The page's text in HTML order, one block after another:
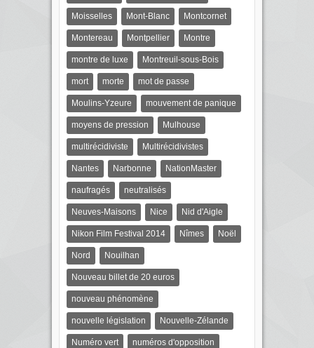
Moisselles Mont-Blanc Montcornet
Montereau Montpellier Montre
montre de luxe Montreuil-sous-Bois
mort morte mot de passe
Moulins-Yzeure mouvement de panique
moyens de pression Mulhouse
multirécidiviste Multirécidivistes
Nantes Narbonne NationMaster
naufragés neutralisés
Neuves-Maisons Nice Nid d'Aigle
Nikon Film Festival 2014 Nîmes Noël
Nord Nouilhan
Nouveau billet de 20 euros
nouveau phénomène
nouvelle législation Nouvelle-Zélande
Numéro vert numéros d'opposition